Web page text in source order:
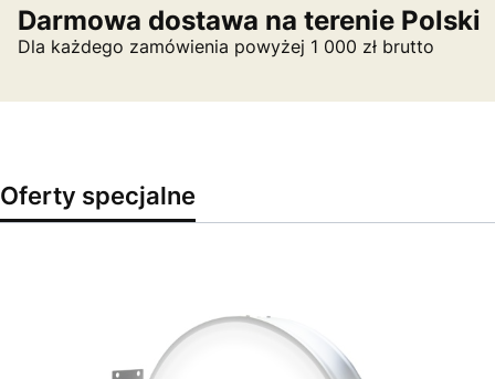
Darmowa dostawa na terenie Polski
Dla każdego zamówienia powyżej 1 000 zł brutto
Oferty specjalne